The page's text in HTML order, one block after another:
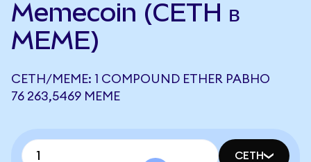
Memecoin (CETH в
MEME)
CETH/MEME: 1 COMPOUND ETHER РАВНО
76 263,5469 MEME
CETH